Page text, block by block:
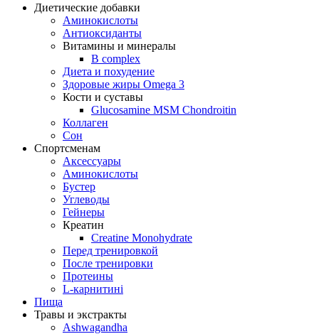
Диетические добавки
Аминокислоты
Антиоксиданты
Витамины и минералы
B complex
Диета и похудение
Здоровые жиры Omega 3
Кости и суставы
Glucosamine MSM Chondroitin
Коллаген
Сон
Спортсменам
Аксессуары
Аминокислоты
Бустер
Углеводы
Гейнеры
Креатин
Creatine Monohydrate
Перед тренировкой
После тренировки
Протеины
L-карнитині
Пища
Травы и экстракты
Ashwagandha